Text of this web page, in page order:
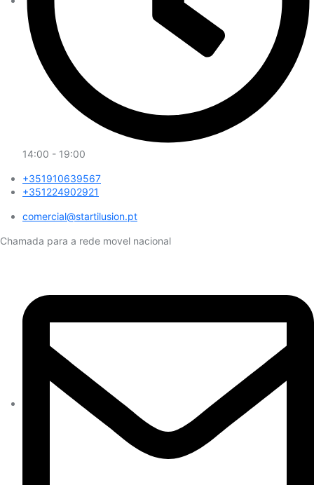
14:00 - 19:00
+351910639567
+351224902921
comercial@startilusion.pt​
Chamada para a rede movel nacional